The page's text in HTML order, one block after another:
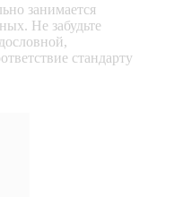
занимается
Не забудьте
стандарту